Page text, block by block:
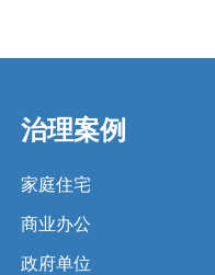
治理案例
家庭住宅
商业办公
政府单位